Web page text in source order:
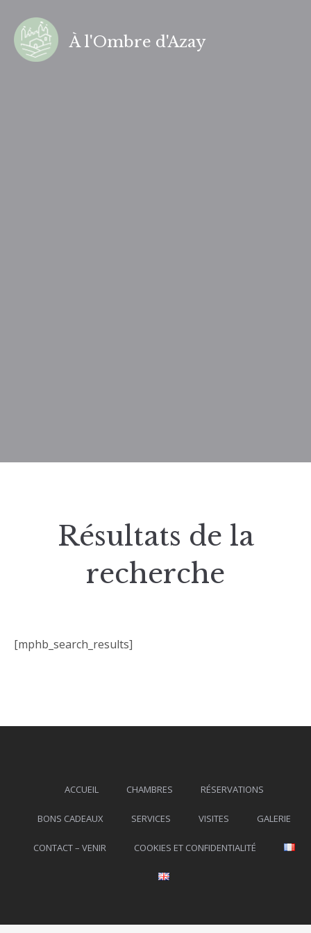
contenu
À l'Ombre d'Azay
Résultats de la
recherche
[mphb_search_results]
ACCUEIL CHAMBRES RÉSERVATIONS
BONS CADEAUX SERVICES VISITES GALERIE
CONTACT – VENIR COOKIES ET CONFIDENTIALITÉ